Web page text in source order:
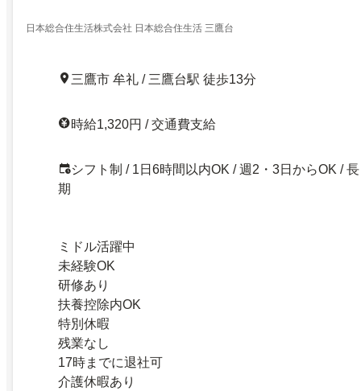
日本総合住生活株式会社 日本総合住生活 三鷹台
三鷹市 牟礼 / 三鷹台駅 徒歩13分
時給1,320円 / 交通費支給
シフト制 / 1日6時間以内OK / 週2・3日からOK / 長
期
ミドル活躍中
未経験OK
研修あり
扶養控除内OK
特別休暇
残業なし
17時までに退社可
介護休暇あり